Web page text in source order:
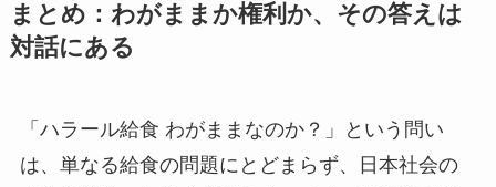
まとめ：わがままか権利か、その答えは
対話にある
「ハラール給食 わがままなのか？」という問い
は、単なる給食の問題にとどまらず、日本社会の